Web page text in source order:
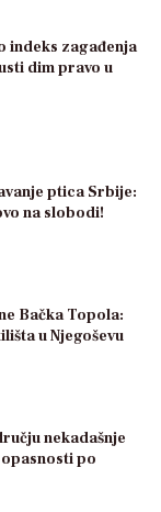
indeks zagađenja
dim pravo u
ptica Srbije:
na slobodi!
Bačka Topola:
u Njegoševu
nekadašnje
po